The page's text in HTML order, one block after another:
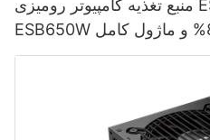
منبع تغذیه کامپیوتر رومیزی ESGAMING مدل
ESB650W با کیفیت بالا و راندمان 85% و ماژول کامل
80+ برنزی